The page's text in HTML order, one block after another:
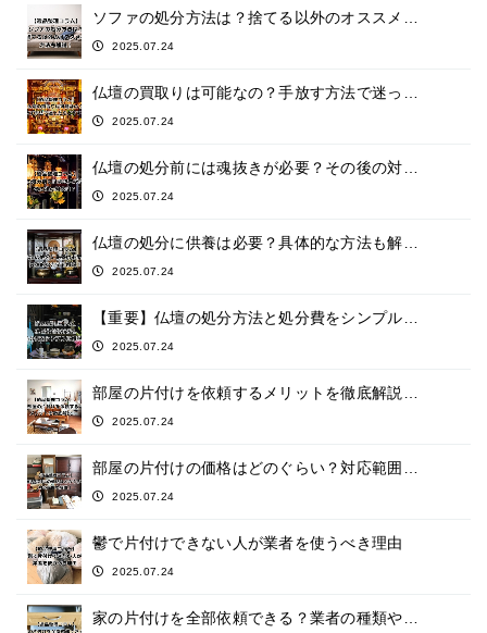
ソファの処分方法は？捨てる以外のオススメ…
2025.07.24
仏壇の買取りは可能なの？手放す方法で迷っ…
2025.07.24
仏壇の処分前には魂抜きが必要？その後の対…
2025.07.24
仏壇の処分に供養は必要？具体的な方法も解…
2025.07.24
【重要】仏壇の処分方法と処分費をシンプル…
2025.07.24
部屋の片付けを依頼するメリットを徹底解説…
2025.07.24
部屋の片付けの価格はどのぐらい？対応範囲…
2025.07.24
鬱で片付けできない人が業者を使うべき理由
2025.07.24
家の片付けを全部依頼できる？業者の種類や…